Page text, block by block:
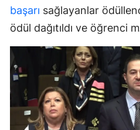
başarı sağlayanlar
ödül dağıtıldı ve öğrenci